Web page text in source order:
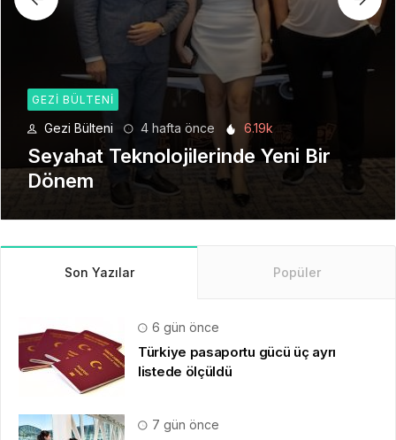
GEZI BÜLTENI
Gezi Bülteni 1 ay önce 8.94k
Manevi Yolculukta Yeni Dönem
Son Yazılar Popüler
6 gün önce
Türkiye pasaportu gücü üç ayrı
listede ölçüldü
7 gün önce